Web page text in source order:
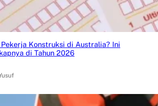
Konstruksi di Australia? Ini
di Tahun 2026